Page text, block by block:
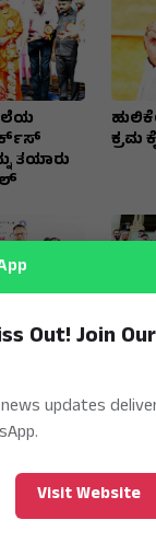
ತಯಾರು
ಕ್ರಮ
ಸಚಿವ
Out! Join
updates
Visit Website